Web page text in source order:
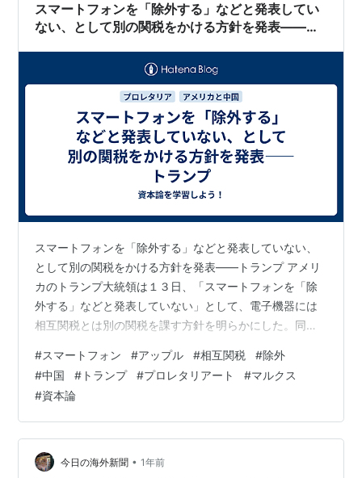
スマートフォンを「除外する」などと発表してい
ない、として別の関税をかける方針を発表——ト
スマートフォンを「除外する」などと発表していない、
として別の関税をかける方針を発表——トランプ アメリ
カのトランプ大統領は１３日、「スマートフォンを「除
外する」などと発表していない」として、電子機器には
相互関税とは別の関税を課す方針を明らかにした。同時
利益を与えてきた国ぐにはどの国もおとがめなしになる
ことはない。特に群を抜いて最悪な扱いをする中国は免
れられない」とＳＮＳに投稿した。そして、今後、電子
機器や半導体のサプライチェーンがアメリカの国の安全
保障に悪影響を及ぼすかどうか調べる、とした。 また、
１３日にＡＢＣテレビに出演したラトニック商務長…
#スマートフォン #アップル #相互関税 #除外
#中国 # トランプ #プロレタリアート #マルクス
#資本論
今日の海外新聞 • 1年前